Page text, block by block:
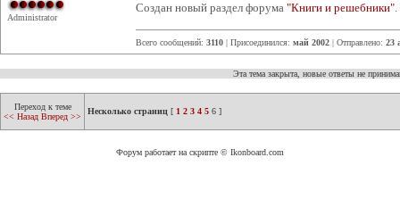
Administrator
Создан новый раздел форума "Книги и решебники"
Всего сообщений: 3110 | Присоединился: май 2002 | Отправлено: 23
Эта тема закрыта, новые ответы не
Переход к теме
<< Назад Вперед >>
Несколько страниц [ 1 2 3 4 5 6 ]
Форум работает на скрипте © Ikonboard.com